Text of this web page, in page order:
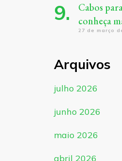
Cabos
conheça
27 de março
Arquivos
julho 2026
junho 2026
maio 2026
abril 2026